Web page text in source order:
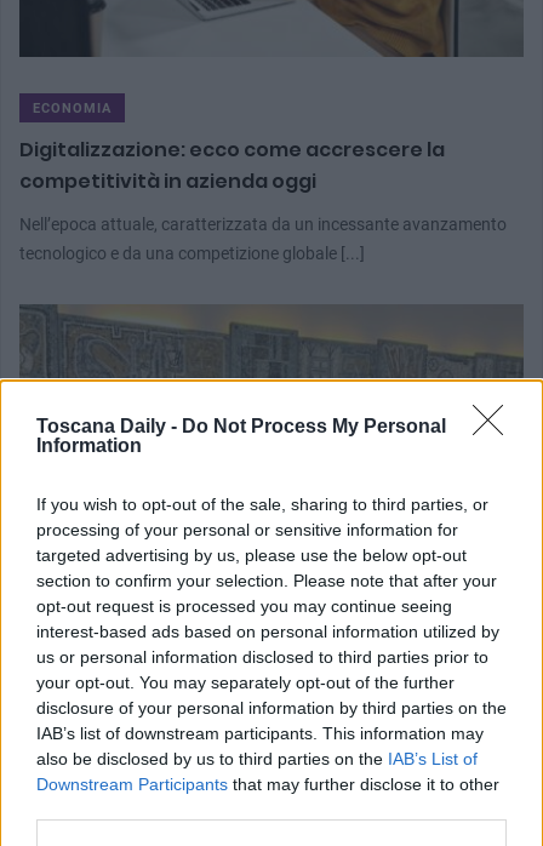
Toscana Daily - Do Not Process My Personal
Information
If you wish to opt-out of the sale, sharing to third parties, or
processing of your personal or sensitive information for
targeted advertising by us, please use the below opt-out
section to confirm your selection. Please note that after your
opt-out request is processed you may continue seeing
interest-based ads based on personal information utilized by
us or personal information disclosed to third parties prior to
your opt-out. You may separately opt-out of the further
disclosure of your personal information by third parties on the
IAB’s list of downstream participants. This information may
also be disclosed by us to third parties on the IAB’s List of
Downstream Participants that may further disclose it to other
ECONOMIA
Digitalizzazione: ecco come accrescere la
competitività in azienda oggi
Nell’epoca attuale, caratterizzata da un incessante avanzamento
tecnologico e da una competizione globale [...]
ECONOMIA
Accesso al credito: accordo per lo sviuppo delle